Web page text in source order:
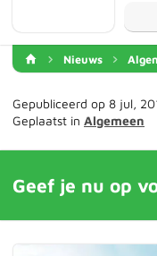
Nieuws
Gepubliceerd op 8 jul,
Geplaatst in Algemeen
Geef je nu op